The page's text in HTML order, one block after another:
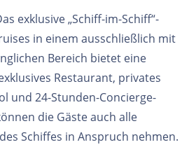
exklusive „Schiff-im-Schiff“-
in einem ausschließlich mit
Bereich bietet eine
Restaurant, privates
und 24-Stunden-Concierge-
die Gäste auch alle
Schiffes in Anspruch nehmen.